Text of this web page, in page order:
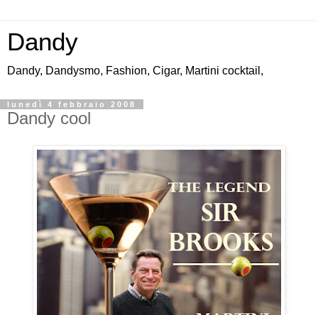
Dandy
Dandy, Dandysmo, Fashion, Cigar, Martini cocktail,
lunedì 4 febbraio 2008
Dandy cool